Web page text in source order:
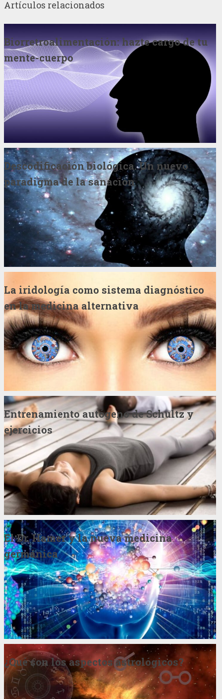
Artículos relacionados
Biorretroalimentación: hazte cargo de tu
mente-cuerpo
Descodificación biológica. Un nuevo
paradigma de la sanación
La iridología como sistema diagnóstico
en la medicina alternativa
Entrenamiento autógeno de Schultz y
ejercicios
El Dr. Hamer y la nueva medicina
germánica
¿Qué son los aspectos astrológicos?